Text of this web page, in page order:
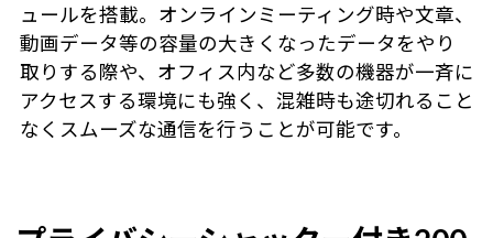
ュールを搭載。オンラインミーティング時や文章、
動画データ等の容量の大きくなったデータをやり
取りする際や、オフィス内など多数の機器が一斉に
アクセスする環境にも強く、混雑時も途切れること
なくスムーズな通信を行うことが可能です。